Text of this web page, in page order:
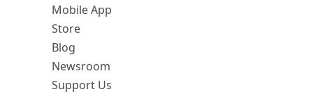
Mobile App
Store
Blog
Newsroom
Support Us